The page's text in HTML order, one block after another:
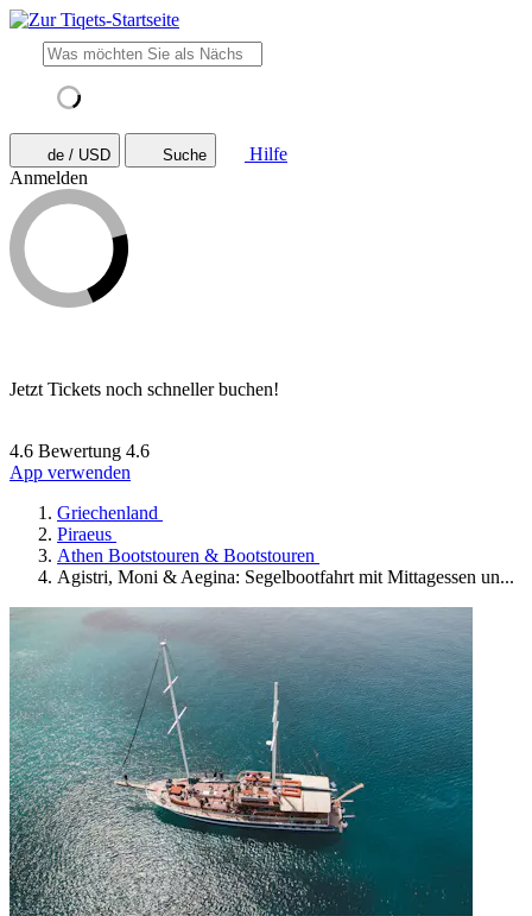
de / USD Suche
Hilfe
Anmelden
Jetzt Tickets noch schneller buchen!
4.6 Bewertung 4.6
App verwenden
Griechenland
Piraeus
Athen Bootstouren & Bootstouren
Agistri, Moni & Aegina: Segelbootfahrt mit Mittagessen un...